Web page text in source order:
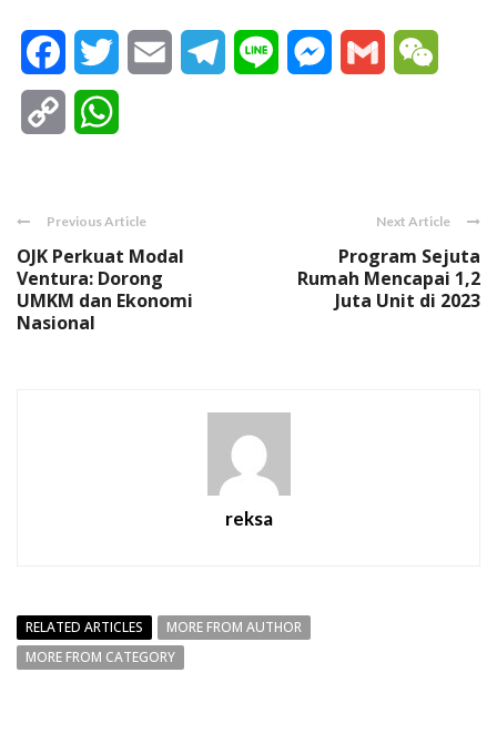
FacebookTwitter Email Telegram
Line Messenger
Gmail
Copy
Previous Article
OJK Perkuat Modal
Ventura: Dorong
UMKM dan Ekonomi
Nasional
Next Article
Program Sejuta
Rumah Mencapai 1,2
Juta Unit di 2023
reksa
RELATED ARTICLES
MORE FROM AUTHOR
MORE FROM CATEGORY